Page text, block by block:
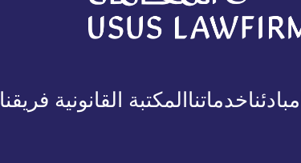
مبادئناخدماتناالمكتبة القانونية فريقنا